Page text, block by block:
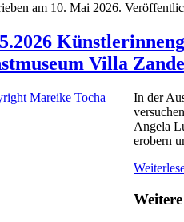
am 10. Mai 2026.
Villa
In der
Angela
erobern